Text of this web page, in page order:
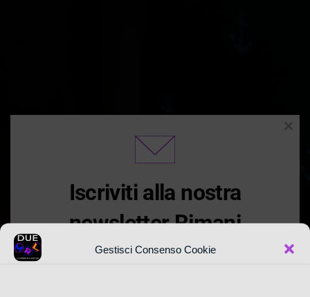
Gestisci Consenso Cookie
Iscriviti alla nostra
newsletter Rimani
Aggiornato